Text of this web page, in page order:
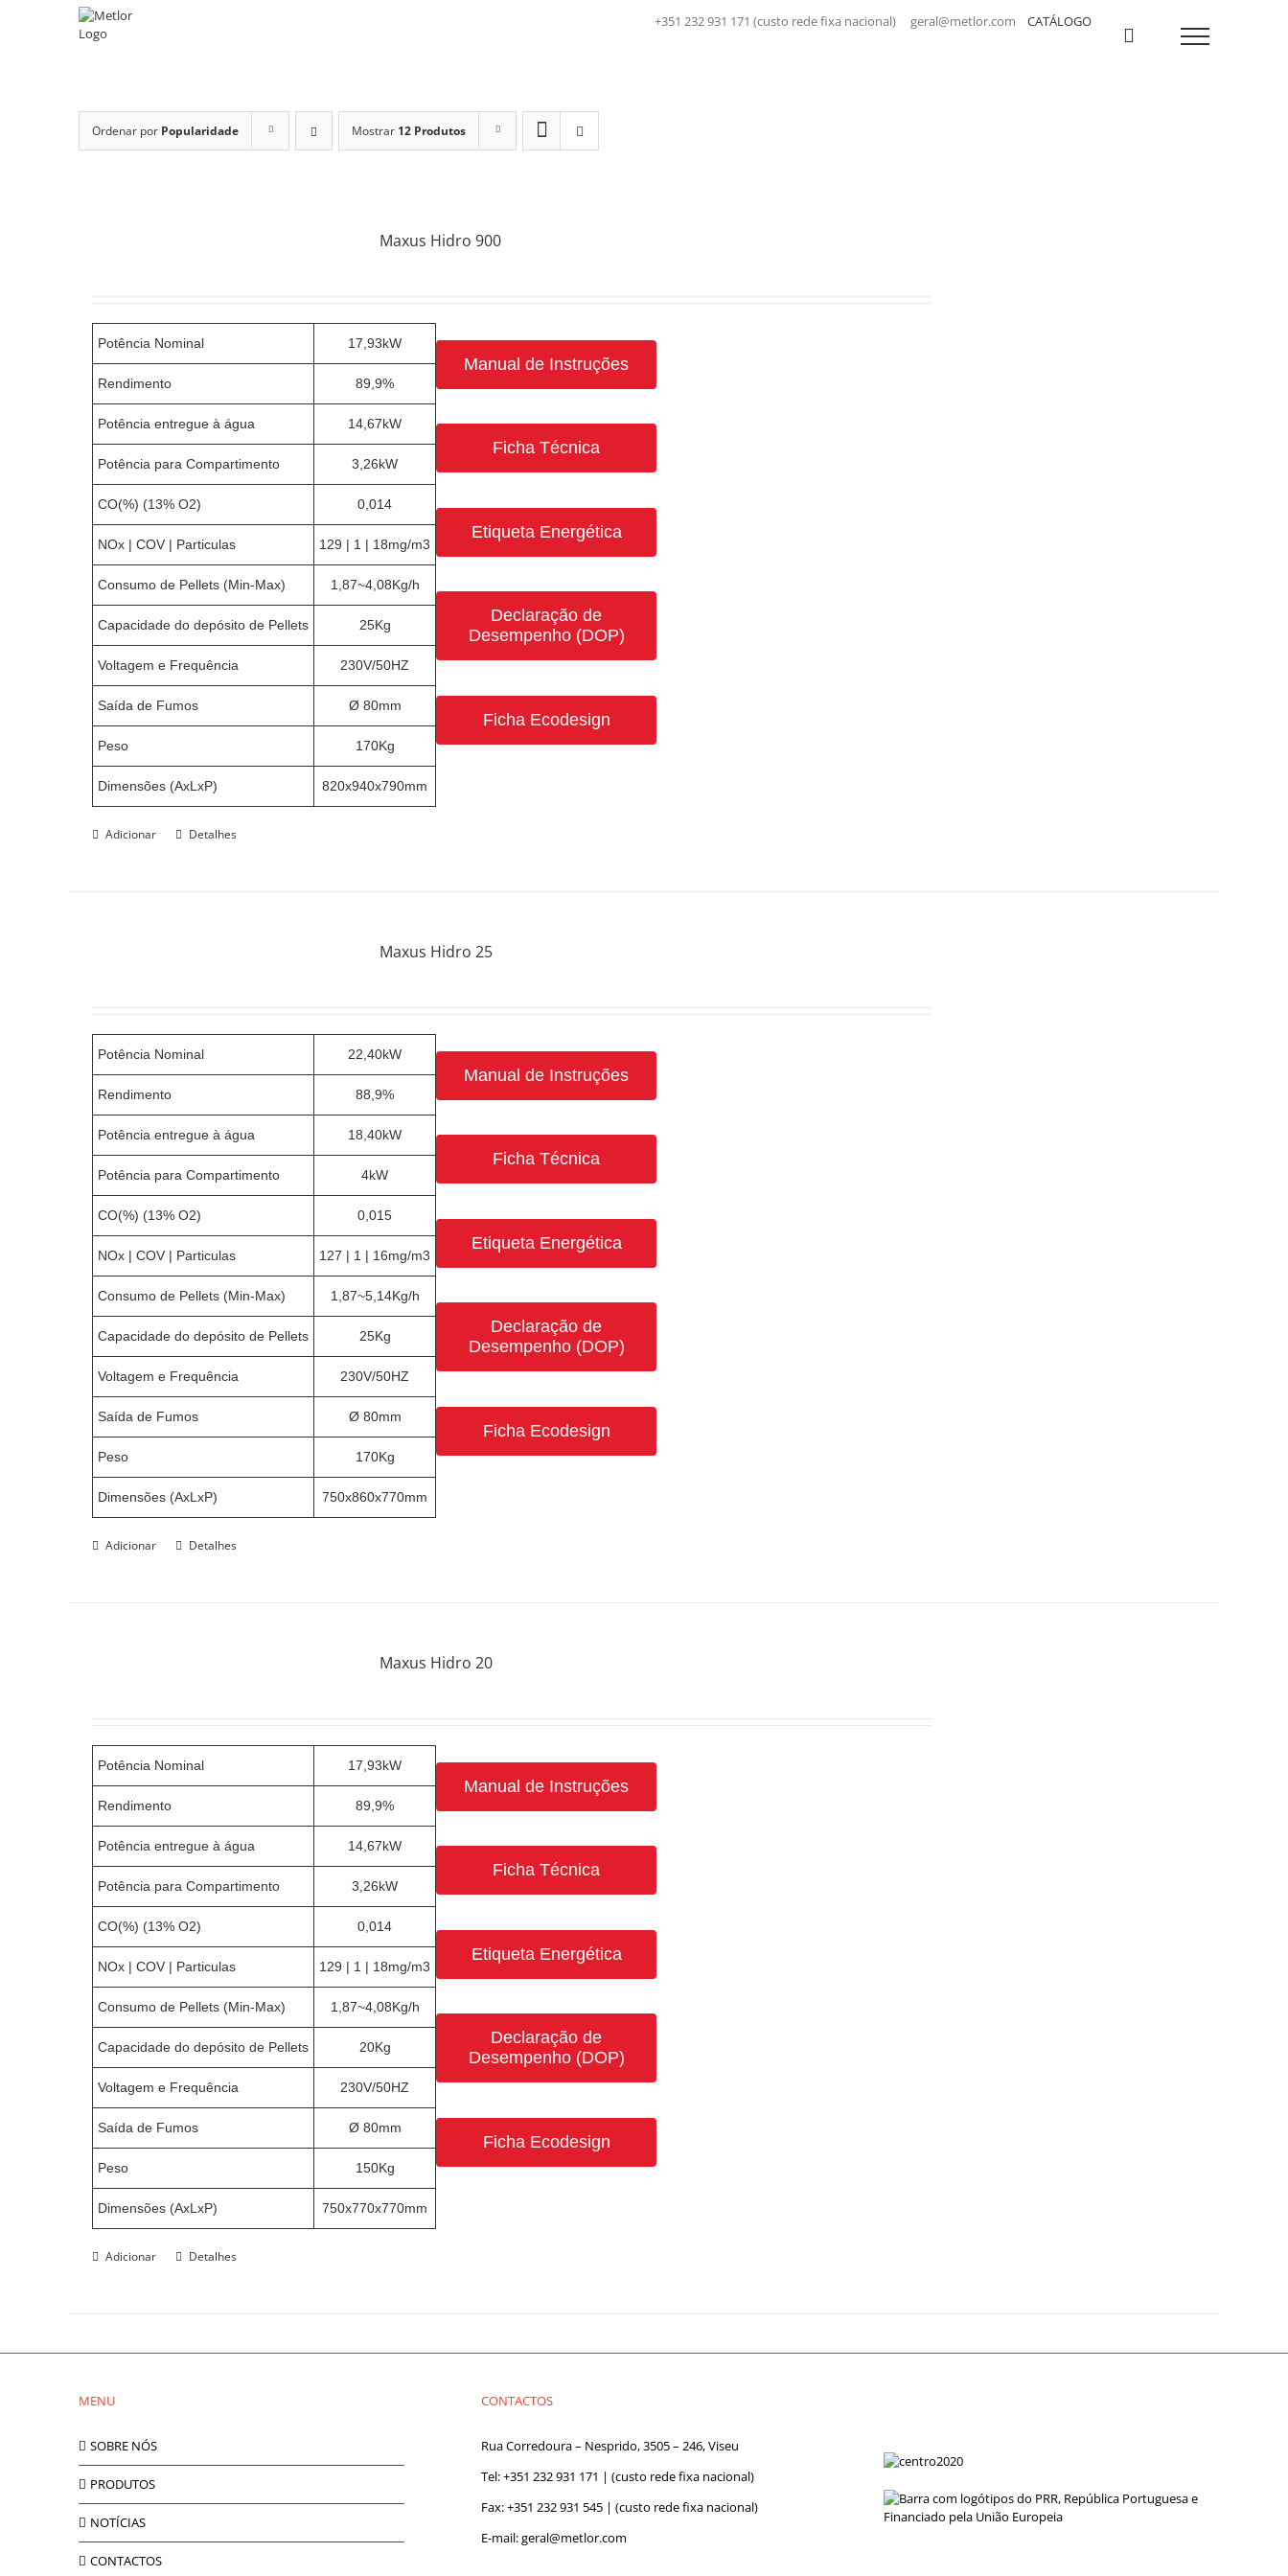
+351 232 931 171 (custo rede fixa nacional) geral@metlor.com CATÁLOGO
Ordenar por Popularidade Mostrar 12 Produtos
Maxus Hidro 900
Potência Nominal 17,93kW
Rendimento 89,9%
Potência entregue à água 14,67kW
Potência para Compartimento 3,26kW
CO(%) (13% O2) 0,014
NOx | COV | Particulas 129 | 1 | 18mg/m3
Consumo de Pellets (Min-Max) 1,87~4,08Kg/h
Capacidade do depósito de Pellets 25Kg
Voltagem e Frequência 230V/50HZ
Saída de Fumos Ø 80mm
Peso 170Kg
Dimensões (AxLxP) 820x940x790mm
Manual de Instruções
Ficha Técnica
Etiqueta Energética
Declaração de
Desempenho (DOP)
Ficha Ecodesign
Adicionar Detalhes
Maxus Hidro 25
Potência Nominal 22,40kW
Rendimento 88,9%
Potência entregue à água 18,40kW
Potência para Compartimento 4kW
CO(%) (13% O2) 0,015
NOx | COV | Particulas 127 | 1 | 16mg/m3
Consumo de Pellets (Min-Max) 1,87~5,14Kg/h
Capacidade do depósito de Pellets 25Kg
Voltagem e Frequência 230V/50HZ
Saída de Fumos Ø 80mm
Peso 170Kg
Dimensões (AxLxP) 750x860x770mm
Manual de Instruções
Ficha Técnica
Etiqueta Energética
Declaração de
Desempenho (DOP)
Ficha Ecodesign
Adicionar Detalhes
Maxus Hidro 20
Potência Nominal 17,93kW
Rendimento 89,9%
Potência entregue à água 14,67kW
Potência para Compartimento 3,26kW
CO(%) (13% O2) 0,014
NOx | COV | Particulas 129 | 1 | 18mg/m3
Consumo de Pellets (Min-Max) 1,87~4,08Kg/h
Capacidade do depósito de Pellets 20Kg
Voltagem e Frequência 230V/50HZ
Saída de Fumos Ø 80mm
Peso 150Kg
Dimensões (AxLxP) 750x770x770mm
Manual de Instruções
Ficha Técnica
Etiqueta Energética
Declaração de
Desempenho (DOP)
Ficha Ecodesign
Adicionar Detalhes
MENU
SOBRE NÓS
PRODUTOS
NOTÍCIAS
CONTACTOS
CONTACTOS
Rua Corredoura – Nesprido, 3505 – 246, Viseu
Tel:+351 232 931 171 | (custo rede fixa nacional)
Fax: +351 232 931 545 | (custo rede fixa nacional)
E-mail:geral@metlor.com